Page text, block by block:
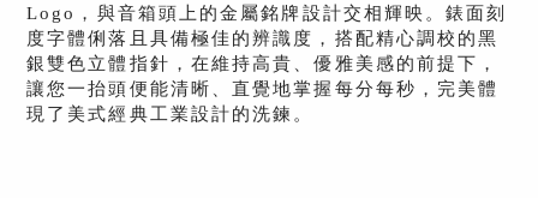
Logo，與音箱頭上的金屬銘牌設計交相輝映。錶面刻
度字體俐落且具備極佳的辨識度，搭配精心調校的黑
銀雙色立體指針，在維持高貴、優雅美感的前提下，
讓您一抬頭便能清晰、直覺地掌握每分每秒，完美體
現了美式經典工業設計的洗鍊。